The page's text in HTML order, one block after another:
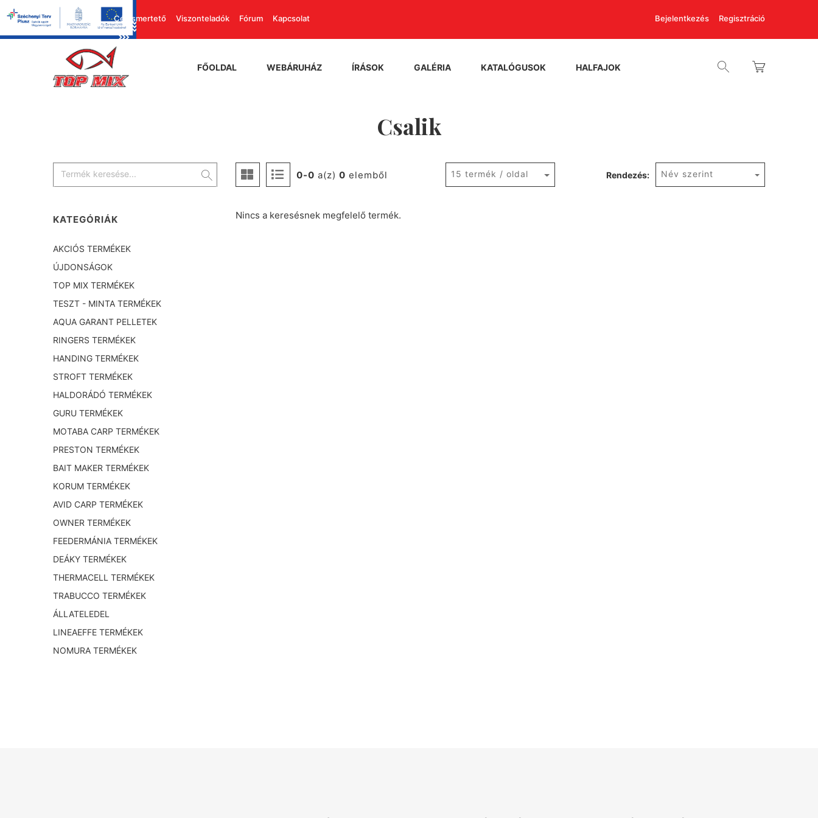
Cégismertető Viszonteladók Fórum Kapcsolat Bejelentkezés Regisztráció
FŐOLDAL WEBÁRUHÁZ ÍRÁSOK GALÉRIA KATALÓGUSOK HALFAJOK
Csalik
0-0 a(z) 0 elemből 15 termék / oldal Rendezés: Név szerint
Nincs a keresésnek megfelelő termék.
KATEGÓRIÁK
AKCIÓS TERMÉKEK
ÚJDONSÁGOK
TOP MIX TERMÉKEK
TESZT - MINTA TERMÉKEK
AQUA GARANT PELLETEK
RINGERS TERMÉKEK
HANDING TERMÉKEK
STROFT TERMÉKEK
HALDORÁDÓ TERMÉKEK
GURU TERMÉKEK
MOTABA CARP TERMÉKEK
PRESTON TERMÉKEK
BAIT MAKER TERMÉKEK
KORUM TERMÉKEK
AVID CARP TERMÉKEK
OWNER TERMÉKEK
FEEDERMÁNIA TERMÉKEK
DEÁKY TERMÉKEK
THERMACELL TERMÉKEK
TRABUCCO TERMÉKEK
ÁLLATELEDEL
LINEAEFFE TERMÉKEK
NOMURA TERMÉKEK